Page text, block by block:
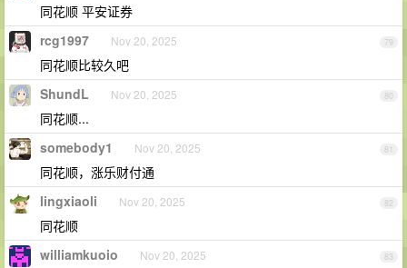
同花顺 平安证券
79
rcg1997 Nov 20, 2025
同花顺比较久吧
80
ShundL Nov 20, 2025
同花顺...
81
somebody1 Nov 20, 2025
同花顺，涨乐财付通
82
lingxiaoli Nov 20, 2025
同花顺
83
williamkuoio Nov 20, 2025